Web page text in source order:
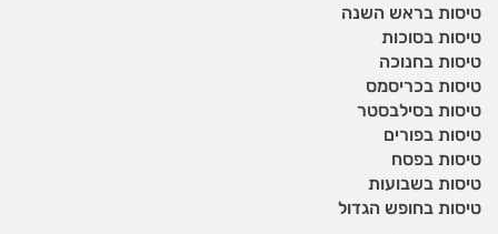
טיסות בראש השנה
טיסות בסוכות
טיסות בחנוכה
טיסות בכריסמס
טיסות בסילבסטר
טיסות בפורים
טיסות בפסח
טיסות בשבועות
טיסות בחופש הגדול